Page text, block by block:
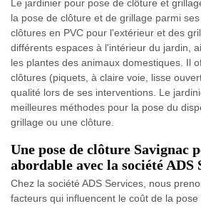
Le jardinier pour pose de clôture et
la pose de clôture et de grillage parmi
clôtures en PVC pour l'extérieur et des
différents espaces à l'intérieur du jardin,
les plantes des animaux domestiques. Il
clôtures (piquets, à claire voie, lisse
qualité lors de ses interventions. Le
meilleures méthodes pour la pose du
grillage ou une clôture.
Une pose de clôture Savignac
abordable avec la société ADS
Chez la société ADS Services, nous
facteurs qui influencent le coût de la pose